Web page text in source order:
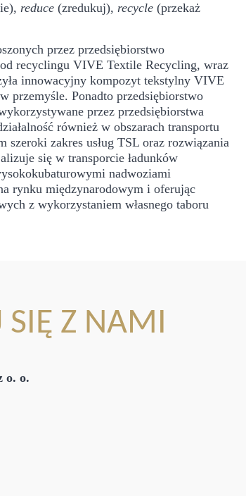
reduce(zredukuj), recycle (przekaż
przez przedsiębiorstwo
recyclingu VIVE Textile Recycling, wraz
innowacyjny kompozyt tekstylny VIVE
przemyśle. Ponadto przedsiębiorstwo
przez przedsiębiorstwa
również w obszarach transportu
zakres usług TSL oraz rozwiązania
się w transporcie ładunków
nadwoziami
rynku międzynarodowym i oferując
z wykorzystaniem własnego taboru
SIĘ Z NAMI
o. o.